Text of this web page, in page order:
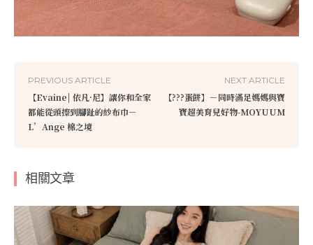
PREVIOUS ARTICLE
【Evaine| 依凡·尼】讓你和全家
都能從頭擦到腳趾的紗布巾－
L’Ange 棉之境
NEXT ARTICLE
【???蛋餅】－同時滿足媽媽與寶
寶超美育兒好物-MOYUUM
相關文章